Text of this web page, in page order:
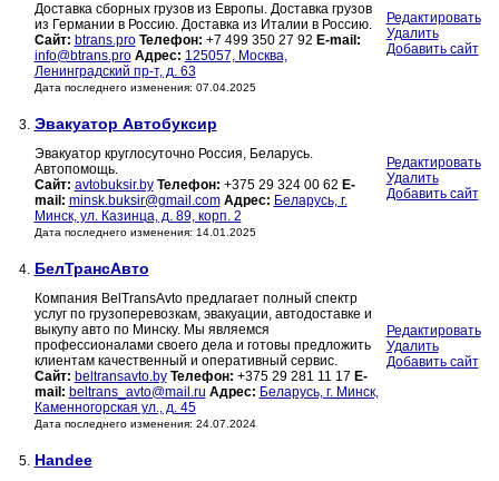
Доставка сборных грузов из Европы. Доставка грузов
из Германии в Россию. Доставка из Италии в Россию.
Сайт: btrans.pro Телефон: +7 499 350 27 92 E-mail:
info@btrans.pro Адрес: 125057, Москва,
Ленинградский пр-т, д. 63
Дата последнего изменения: 07.04.2025
Редактировать
Удалить
Добавить сайт
3. Эвакуатор Автобуксир
Эвакуатор круглосуточно Россия, Беларусь.
Автопомощь.
Сайт: avtobuksir.by Телефон: +375 29 324 00 62 E-
mail: minsk.buksir@gmail.com Адрес: Беларусь, г.
Минск, ул. Казинца, д. 89, корп. 2
Дата последнего изменения: 14.01.2025
Редактировать
Удалить
Добавить сайт
4. БелТрансАвто
Компания BelTransAvto предлагает полный спектр
услуг по грузоперевозкам, эвакуации, автодоставке и
выкупу авто по Минску. Мы являемся
профессионалами своего дела и готовы предложить
клиентам качественный и оперативный сервис.
Сайт: beltransavto.by Телефон: +375 29 281 11 17 E-
mail: beltrans_avto@mail.ru Адрес: Беларусь, г. Минск,
Каменногорская ул., д. 45
Дата последнего изменения: 24.07.2024
Редактировать
Удалить
Добавить сайт
5. Handee